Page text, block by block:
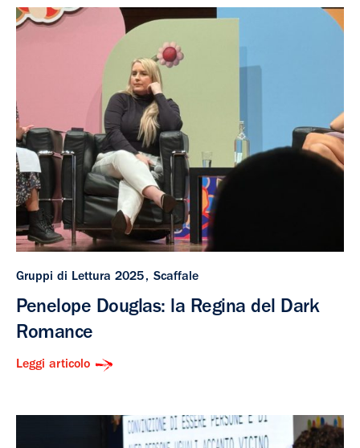
Gruppi di Lettura 2025 Scaffale
Penelope Douglas: la Regina del Dark
Romance
Leggi articolo